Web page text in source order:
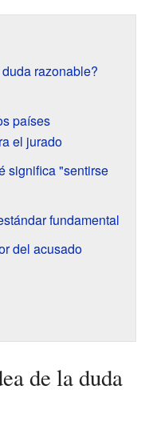
razonable?
países
el jurado
significa "sentirse
fundamental
del acusado
de la duda